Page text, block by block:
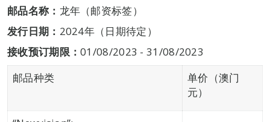
邮品名称： 龙年（邮资标签）
发行日期： 2024年（日期待定）
接收预订期限：01/08/2023 - 31/08/2023
邮品种类
单价（澳门
元）